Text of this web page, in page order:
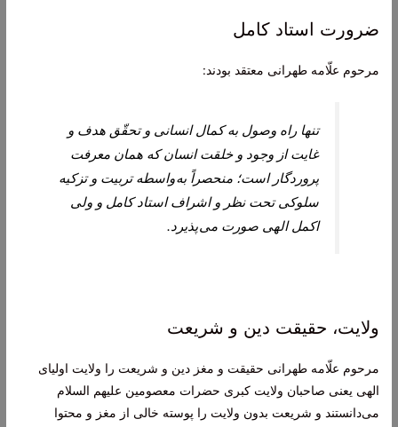
ضرورت استاد کامل
مرحوم علّامه طهرانى معتقد بودند:
تنها راه وصول به کمال انسانی و تحقّق هدف و
غایت از وجود و خلقت انسان که همان معرفت
پروردگار است؛ منحصراً به واسطه تربیت و تزکیه
سلوکی تحت نظر و اشراف استاد کامل و ولی
اکمل الهی صورت می پذیرد.
ولایت، حقیقت دین و شریعت
مرحوم علّامه طهرانى حقيقت و مغز دين و شريعت را ولايت اولياى
الهى يعنى صاحبان ولايت كبرى حضرات معصومين علیهم السلام
می‏‌دانستند و شريعت بدون ولايت را پوسته خالى از مغز و محتوا